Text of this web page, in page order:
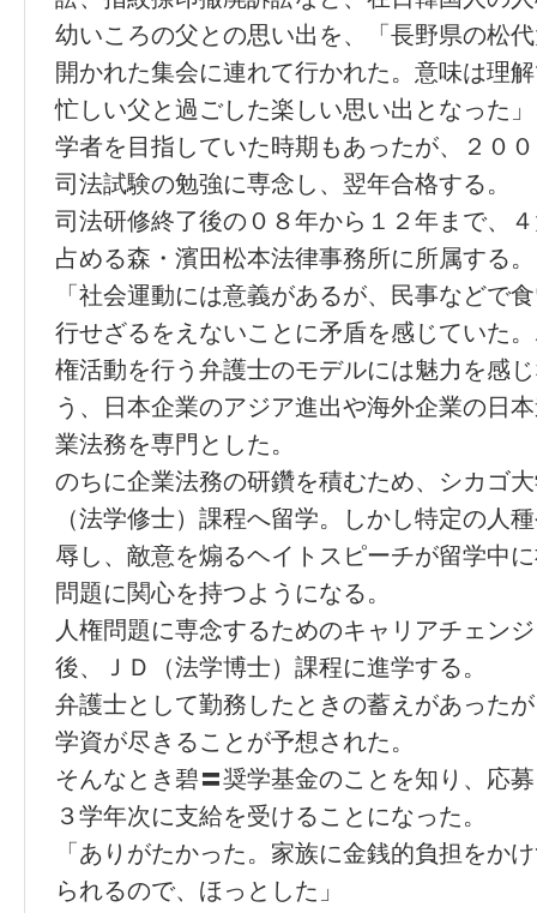
幼いころの父との思い出を、「長野県の松
開かれた集会に連れて行かれた。意味は理
忙しい父と過ごした楽しい思い出となった
学者を目指していた時期もあったが、２０
司法試験の勉強に専念し、翌年合格する。
司法研修終了後の０８年から１２年まで、
占める森・濱田松本法律事務所に所属する。
「社会運動には意義があるが、民事などで
行せざるをえないことに矛盾を感じていた
権活動を行う弁護士のモデルには魅力を感
う、日本企業のアジア進出や海外企業の日
業法務を専門とした。
のちに企業法務の研鑽を積むため、シカゴ
（法学修士）課程へ留学。しかし特定の人
辱し、敵意を煽るヘイトスピーチが留学中
問題に関心を持つようになる。
人権問題に専念するためのキャリアチェン
後、ＪＤ（法学博士）課程に進学する。
弁護士として勤務したときの蓄えがあった
学資が尽きることが予想された。
そんなとき碧〓奨学基金のことを知り、応
３学年次に支給を受けることになった。
「ありがたかった。家族に金銭的負担をか
られるので、ほっとした」